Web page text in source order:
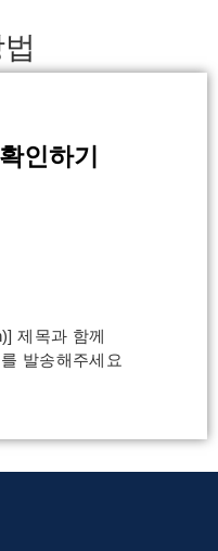
인하기
제목과 함께
발송해주세요